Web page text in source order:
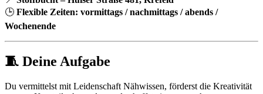
🕒 Flexible Zeiten: vormittags / nachmittags / abends /
Wochenende
🧵 Deine Aufgabe
Du vermittelst mit Leidenschaft Nähwissen, förderst die Kreativität